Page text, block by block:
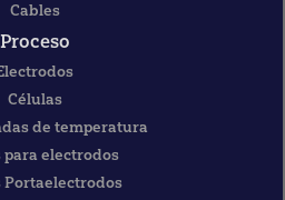
Cables
Proceso
Células
de temperatura
para electrodos
Portaelectrodos